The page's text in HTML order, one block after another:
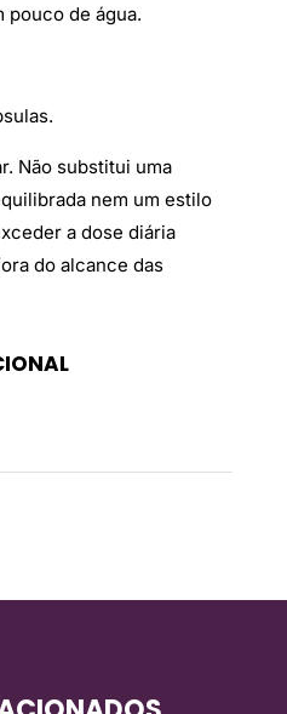
pouco de água.
Não substitui uma
nem um estilo
a dose diária
do alcance das